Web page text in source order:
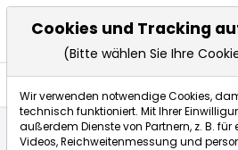
Cookies und Tracking
(Bitte wählen Sie Ihre
Wir verwenden notwendige Cookies,
technisch funktioniert. Mit Ihrer
außerdem Dienste von Partnern, z. B.
Videos, Reichweitenmessung und